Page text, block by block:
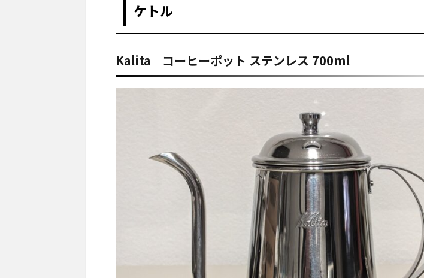
ケトル
Kalita コーヒーポット ステンレス 700ml